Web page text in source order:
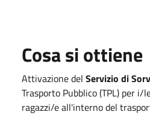
Cosa si ottiene
Attivazione del Servizio di
Trasporto Pubblico (TPL) per
ragazzi/e all'interno del